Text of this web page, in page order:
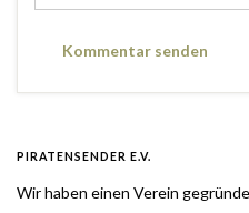
PIRATENSENDER E.V.
Wir haben einen Verein